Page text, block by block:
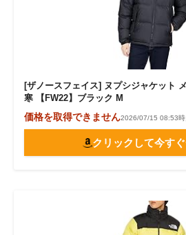
[ザノースフェイス] ヌプシジャケット
寒 【FW22】ブラック M
価格を取得できません2026/07/15 08:53
クリックして今す